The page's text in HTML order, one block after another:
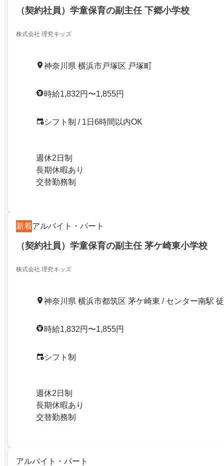
（契約社員）学童保育の副主任 下郷小学校
株式会社 理究キッズ
神奈川県 横浜市戸塚区 戸塚町
時給1,832円〜1,855円
シフト制 / 1日6時間以内OK
週休2日制
長期休暇あり
交替勤務制
新着アルバイト・パート
（契約社員）学童保育の副主任 茅ケ崎東小学校
株式会社 理究キッズ
神奈川県 横浜市都筑区 茅ケ崎東 / センター南駅
時給1,832円〜1,855円
シフト制
週休2日制
長期休暇あり
交替勤務制
アルバイト・パート